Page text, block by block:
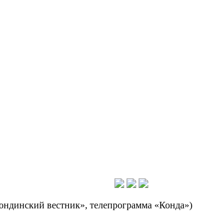
вестник», телепрограмма «Конда»)